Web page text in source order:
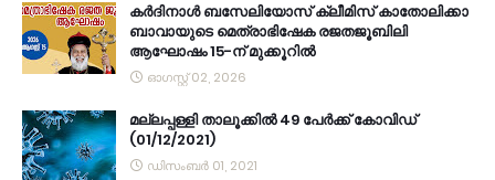
കര്‍ദിനാള്‍ ബസേലിയോസ് ക്ലീമിസ് കാതോലിക്കാ
ബാവായുടെ മെത്രാഭിഷേക രജതജൂബിലി
ആഘോഷം 15-ന് മുക്കൂറില്‍
ഓഗസ്റ്റ് 02, 2026
മല്ലപ്പള്ളി താലൂക്കിൽ 49 പേർക്ക് കോവിഡ്
(01/12/2021)
ഡിസംബർ 01, 2021